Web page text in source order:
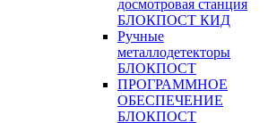
досмотровая станция
БЛОКПОСТ КИД
Ручные
металлодетекторы
БЛОКПОСТ
ПРОГРАММНОЕ
ОБЕСПЕЧЕНИЕ
БЛОКПОСТ